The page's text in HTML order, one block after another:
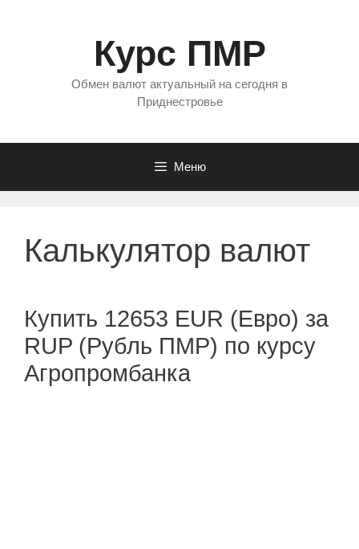
Курс ПМР
Обмен валют актуальный на сегодня в
Приднестровье
Меню
Калькулятор валют
Купить 12653 EUR (Евро) за
RUP (Рубль ПМР) по курсу
Агропромбанка